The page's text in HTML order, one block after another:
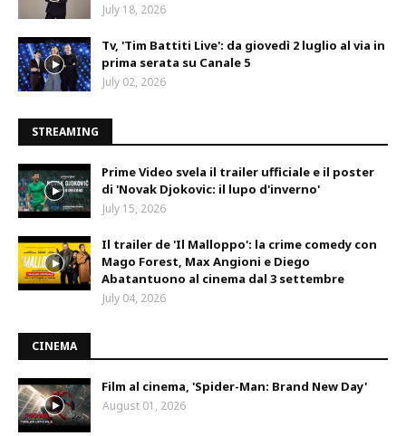
July 18, 2026
Tv, 'Tim Battiti Live': da giovedì 2 luglio al via in
prima serata su Canale 5
July 02, 2026
STREAMING
Prime Video svela il trailer ufficiale e il poster
di 'Novak Djokovic: il lupo d'inverno'
July 15, 2026
Il trailer de 'Il Malloppo': la crime comedy con
Mago Forest, Max Angioni e Diego
Abatantuono al cinema dal 3 settembre
July 04, 2026
CINEMA
Film al cinema, 'Spider-Man: Brand New Day'
August 01, 2026